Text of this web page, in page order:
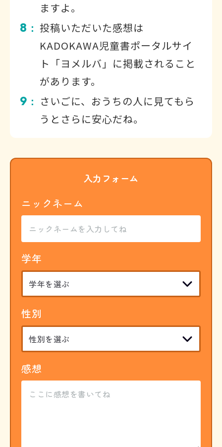
ますよ。
8 ： 投稿いただいた感想は
KADOKAWA児童書ポータルサイ
ト「ヨメルバ」に掲載されること
があります。
9 ：
さいごに、おうちの人に見てもら
うとさらに安心だね。
入力フォーム
ニックネーム
学年
性別
感想